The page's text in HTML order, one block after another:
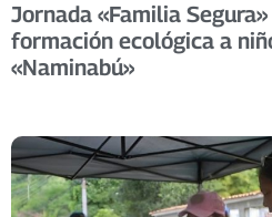
Jornada «Familia
formación ecológica a
«Naminabú»